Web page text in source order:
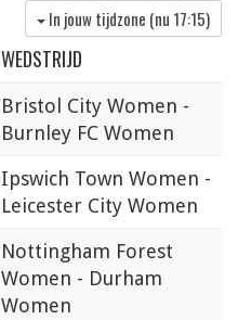
In jouw tijdzone (nu 17:15)
WEDSTRIJD
Bristol City Women -
Burnley FC Women
Ipswich Town Women -
Leicester City Women
Nottingham Forest
Women - Durham
Women